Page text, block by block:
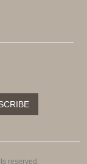
reserved.